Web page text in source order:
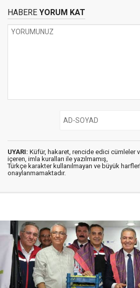
HABERE YORUM KAT
UYARI: Küfür, hakaret, rencide edici cümleler
içeren, imla kuralları ile yazılmamış,
Türkçe karakter kullanılmayan ve büyük
onaylanmamaktadır.